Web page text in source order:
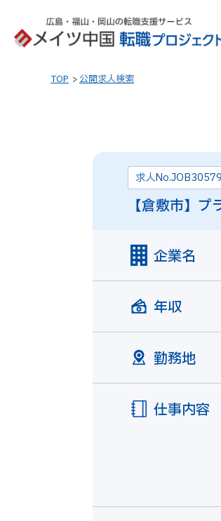
TOP 公開求人検索
求人No.JOB30579
【倉敷市】
企業名
年収
勤務地
仕事内容